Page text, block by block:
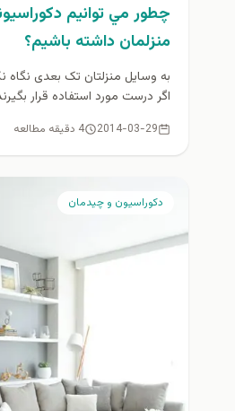
چطور مي توانيم
منزلمان داشته باشيم؟
به وسایل منزلتان تک بعدی نگاه
اگر درست مورد استفاده قرار
2014-03-29 4 دقیقه مطالعه
دكوراسيون و چيدمان